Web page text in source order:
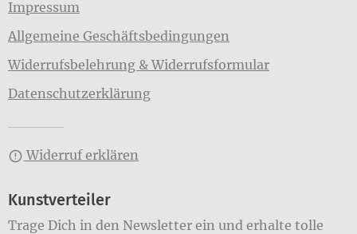
Impressum
Allgemeine Geschäftsbedingungen
Widerrufsbelehrung & Widerrufsformular
Datenschutzerklärung
Widerruf erklären
Kunstverteiler
Trage Dich in den Newsletter ein und erhalte tolle